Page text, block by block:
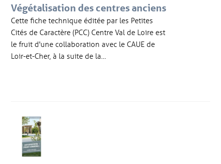
Végétalisation des centres anciens
Cette fiche technique éditée par les Petites
Cités de Caractère (PCC) Centre Val de Loire est
le fruit d'une collaboration avec le CAUE de
Loir-et-Cher, à la suite de la…